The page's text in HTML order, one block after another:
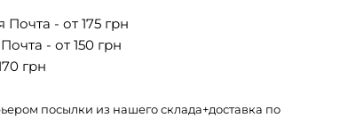
- от 175 грн
- от 150 грн
грн
посылки из нашего склада+доставка по